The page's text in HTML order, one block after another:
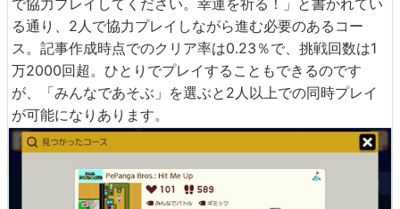
る通り、2人で協力プレイしながら進む必要のあるコー
ス。記事作成時点でのクリア率は0.23％で、挑戦回数は1
万2000回超。ひとりでプレイすることもできるのです
が、「みんなであそぶ」を選ぶと2人以上での同時プレイ
が可能になりあります。